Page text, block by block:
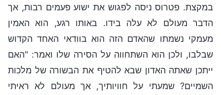
במקצת. פטרוס ניסה לפגוש את ישוע פעמים רבות, אך
הדבר מעולם לא עלה בידו. באותו רגע, הוא האמין
מעמקי נשמתו שהאדם הזה הוא בוודאי האחד הקדוש
שבלבו, ולכן הוא השתחווה על הסירה שלו ואמר: "האם
ייתכן שאתה האדון שבא להטיף את הבשורה של מלכות
השמיים? שמעתי על חוויותיך, אך מעולם לא ראיתי